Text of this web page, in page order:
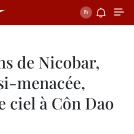
de Nicobar,
menacée,
ciel à Côn Dao